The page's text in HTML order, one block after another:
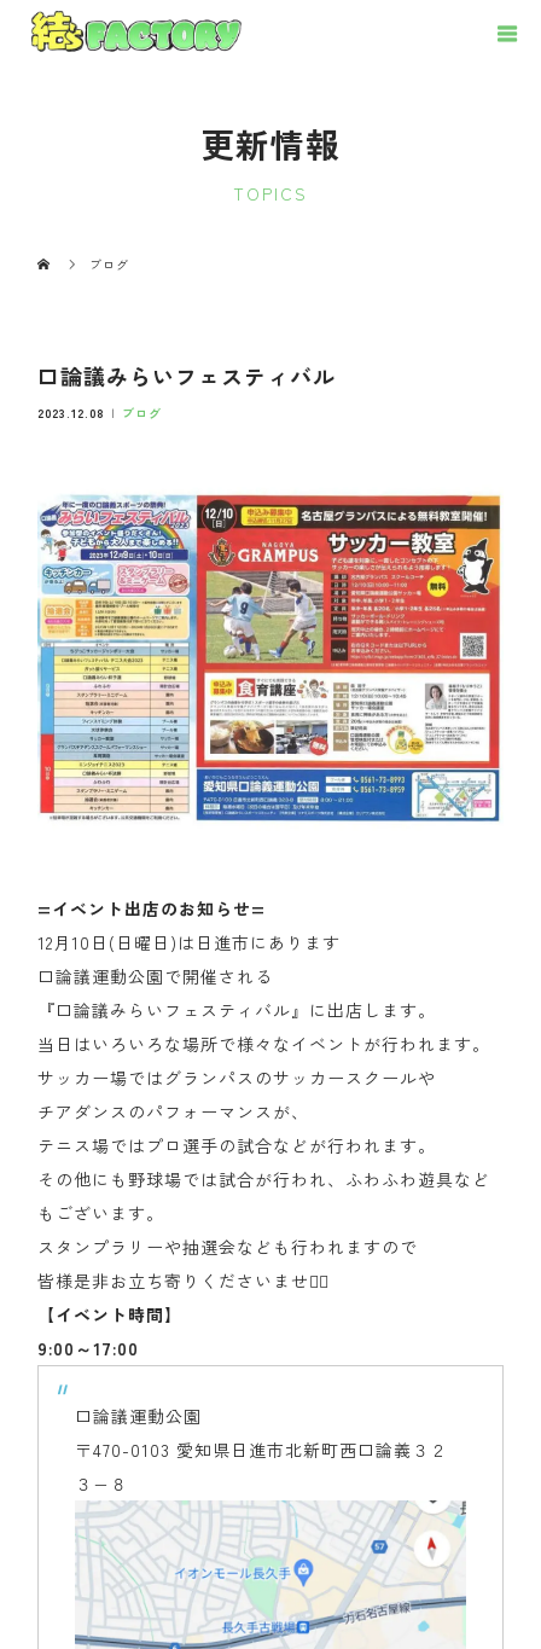
更新情報
TOPICS
ブログ
口論議みらいフェスティバル
2023.12.08 ブログ
=イベント出店のお知らせ=
12月10日(日曜日)は日進市にあります
口論議運動公園で開催される
『口論議みらいフェスティバル』に出店します。
当日はいろいろな場所で様々なイベントが行われます。
サッカー場ではグランパスのサッカースクールや
チアダンスのパフォーマンスが、
テニス場ではプロ選手の試合などが行われます。
その他にも野球場では試合が行われ、ふわふわ遊具など
もございます。
スタンプラリーや抽選会なども行われますので
皆様是非お立ち寄りくださいませ🙇‍♂
【イベント時間】
9:00～17:00
口論議運動公園
〒470-0103 愛知県日進市北新町西口論義３２
３−８